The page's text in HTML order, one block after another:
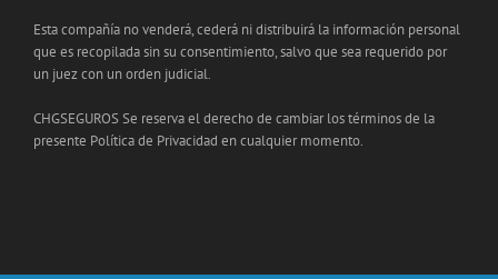
Esta compañía no venderá, cederá ni distribuirá la información personal
que es recopilada sin su consentimiento, salvo que sea requerido por
un juez con un orden judicial.
CHGSEGUROS Se reserva el derecho de cambiar los términos de la
presente Política de Privacidad en cualquier momento.